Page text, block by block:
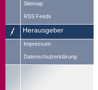
Sitemap
RSS Feeds
Herausgeber
Impressum
Datenschutzerklärung